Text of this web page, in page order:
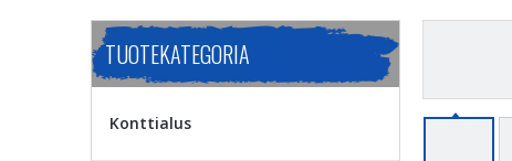
TUOTEKATEGORIA
Konttialus